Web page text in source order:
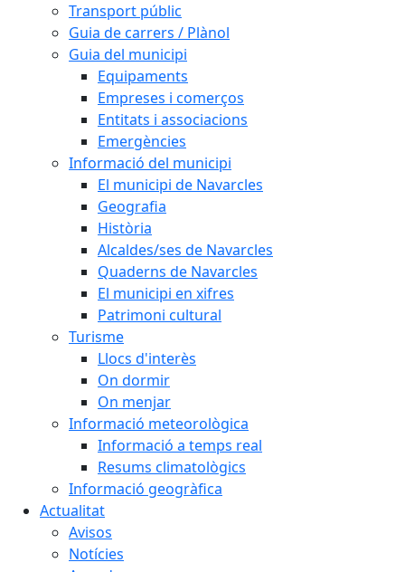
Transport públic
Guia de carrers / Plànol
Guia del municipi
Equipaments
Empreses i comerços
Entitats i associacions
Emergències
Informació del municipi
El municipi de Navarcles
Geografia
Història
Alcaldes/ses de Navarcles
Quaderns de Navarcles
El municipi en xifres
Patrimoni cultural
Turisme
Llocs d'interès
On dormir
On menjar
Informació meteorològica
Informació a temps real
Resums climatològics
Informació geogràfica
Actualitat
Avisos
Notícies